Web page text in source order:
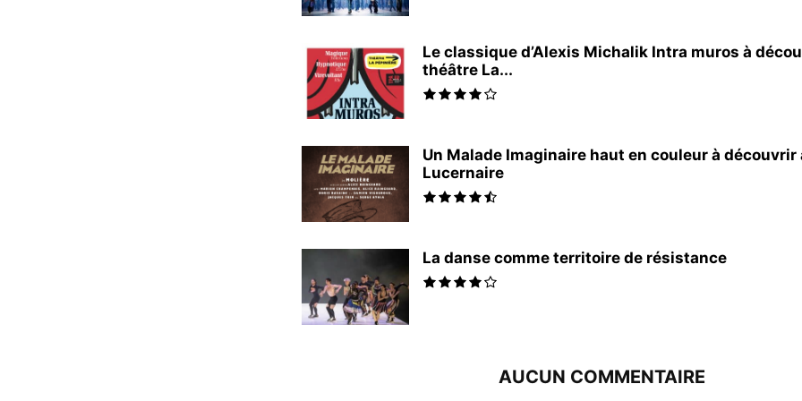
Le classique d’Alexis Michalik Intra muros à
théâtre La...
Un Malade Imaginaire haut en couleur à découvrir
Lucernaire
La danse comme territoire de résistance
AUCUN COMMENTAIRE